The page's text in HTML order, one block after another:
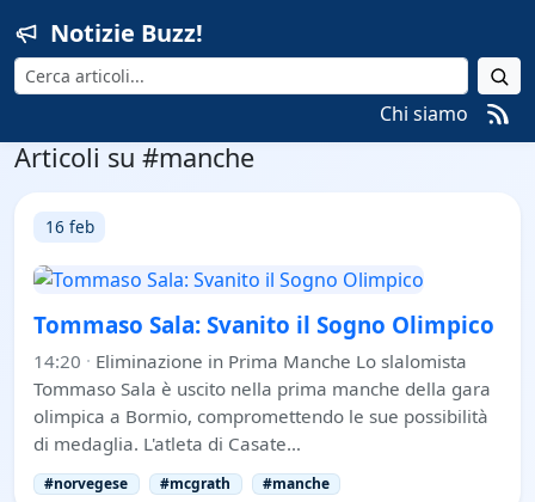
Notizie Buzz!
Cerca
Chi siamo
Articoli su #manche
16 feb
Tommaso Sala: Svanito il Sogno Olimpico
14:20 · Eliminazione in Prima Manche Lo slalomista
Tommaso Sala è uscito nella prima manche della gara
olimpica a Bormio, compromettendo le sue possibilità
di medaglia. L'atleta di Casate…
#norvegese #mcgrath #manche